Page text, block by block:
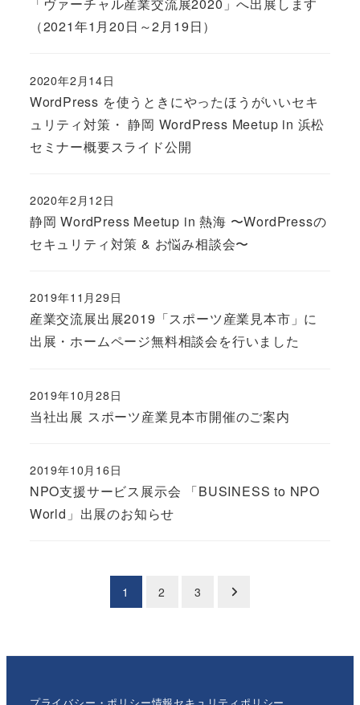
「ヴァーチャル産業交流展2020」へ出展します
（2021年1月20日～2月19日）
WordPress を使うときにやったほうがいいセキ
ュリティ対策・ 静岡 WordPress Meetup in 浜松
セミナー概要スライド公開
2020年2月14日
静岡 WordPress Meetup in 熱海 〜WordPressの
セキュリティ対策 & お悩み相談会〜
2020年2月12日
産業交流展出展2019「スポーツ産業見本市」に
出展・ホームページ無料相談会を行いました
2019年11月29日
当社出展 スポーツ産業見本市開催のご案内
2019年10月28日
NPO支援サービス展示会 「BUSINESS to NPO
World」出展のお知らせ
2019年10月16日
の
1 2 3